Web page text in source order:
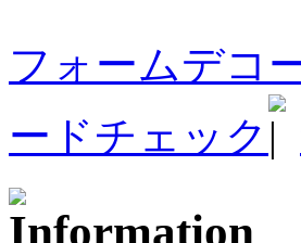
フォームデコ
ードチェック